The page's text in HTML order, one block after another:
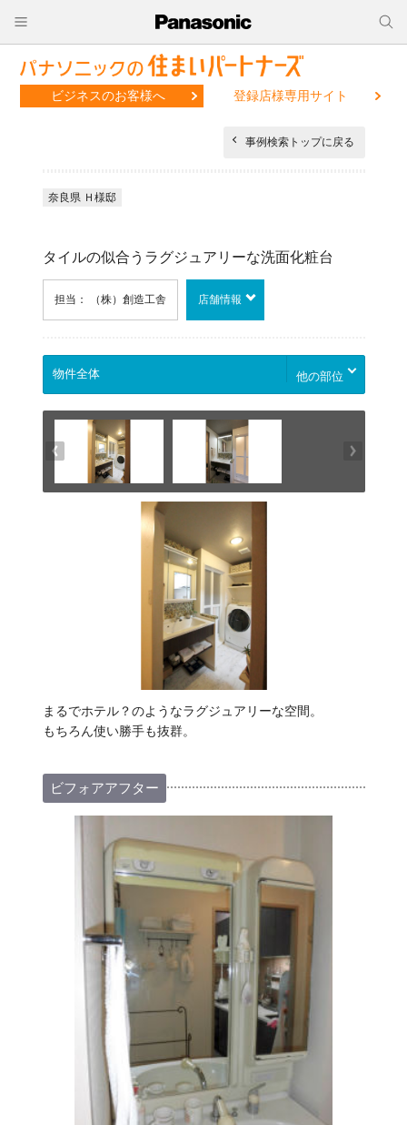
ビジネスのお客様へ 登録店様専用サイト
事例検索トップに戻る
奈良県 Ｈ様邸
タイルの似合うラグジュアリーな洗面化粧台
担当： （株）創造工舎 店舗情報
他の部位
まるでホテル？のようなラグジュアリーな空間。
もちろん使い勝手も抜群。
ビフォアアフター